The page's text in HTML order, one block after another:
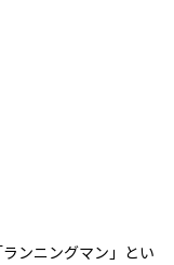
ンニングマン」とい